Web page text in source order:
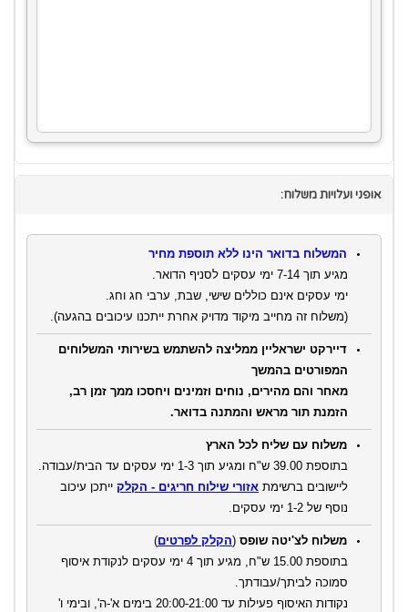
אופני ועלויות משלוח:
המשלוח בדואר הינו ללא תוספת מחיר
מגיע תוך 7-14 ימי עסקים לסניף הדואר.
ימי עסקים אינם כוללים שישי, שבת, ערבי חג וחג.
(משלוח זה מחייב מיקוד מדויק אחרת ייתכנו עיכובים בהגעה).
דיירקט ישראליין ממליצה להשתמש בשירותי המשלוחים
המפורטים בהמשך
מאחר והם מהירים, נוחים וזמינים ויחסכו ממך זמן רב,
הזמנת תור מראש והמתנה בדואר.
משלוח עם שליח לכל הארץ
בתוספת 39.00 ש"ח ומגיע תוך 1-3 ימי עסקים עד הבית/עבודה.
ליישובים ברשימת אזורי שילוח חריגים - הקלק ייתכן עיכוב
נוסף של 1-2 ימי עסקים.
משלוח לצ'יטה שופס (הקלק לפרטים)
בתוספת 15.00 ש"ח, מגיע תוך 4 ימי עסקים לנקודת איסוף
סמוכה לביתך/עבודתך.
נקודות האיסוף פעילות עד 20:00-21:00 בימים א'-ה', ובימי ו'